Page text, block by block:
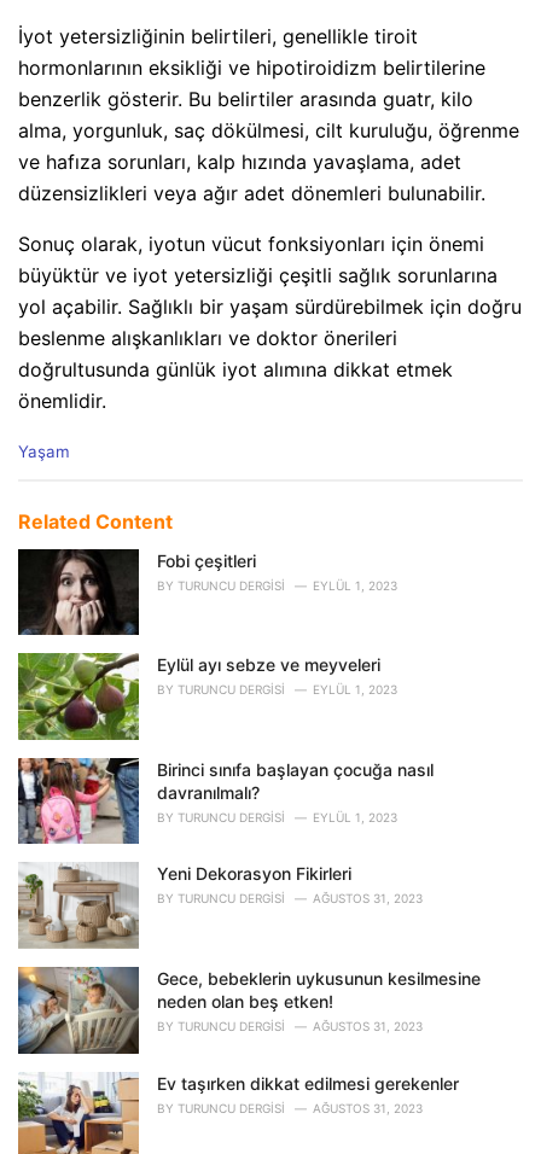
İyot yetersizliğinin belirtileri, genellikle tiroit
hormonlarının eksikliği ve hipotiroidizm belirtilerine
benzerlik gösterir. Bu belirtiler arasında guatr, kilo
alma, yorgunluk, saç dökülmesi, cilt kuruluğu, öğrenme
ve hafıza sorunları, kalp hızında yavaşlama, adet
düzensizlikleri veya ağır adet dönemleri bulunabilir.
Sonuç olarak, iyotun vücut fonksiyonları için önemi
büyüktür ve iyot yetersizliği çeşitli sağlık sorunlarına
yol açabilir. Sağlıklı bir yaşam sürdürebilmek için doğru
beslenme alışkanlıkları ve doktor önerileri
doğrultusunda günlük iyot alımına dikkat etmek
önemlidir.
C
e
e
:
Yaşam
Related Content
Fobi çeşitleri
BY TURUNCU DERGISI EYLÜL 1, 2023
Eylül ayı sebze ve meyveleri
BY TURUNCU DERGISI EYLÜL 1, 2023
Birinci sınıfa başlayan çocuğa nasıl
davranılmalı?
BY TURUNCU DERGISI EYLÜL 1, 2023
Yeni Dekorasyon Fikirleri
BY TURUNCU DERGISI AĞUSTOS 31, 2023
Gece, bebeklerin uykusunun kesilmesine
neden olan beş etken!
BY TURUNCU DERGISI AĞUSTOS 31, 2023
Ev taşırken dikkat edilmesi gerekenler
BY TURUNCU DERGISI AĞUSTOS 31, 2023